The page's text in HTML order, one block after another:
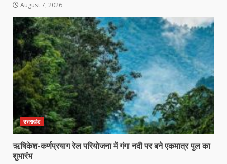
August 7, 2026
उत्तराखंड
ऋषिकेश-कर्णप्रयाग रेल परियोजना में गंगा नदी पर बने एकमात्र पुल का
शुभारंभ